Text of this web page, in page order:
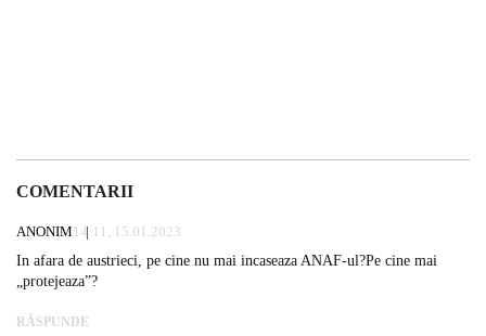
COMENTARII
ANONIM 14:11, 15.01.2023
In afara de austrieci, pe cine nu mai incaseaza ANAF-ul?Pe cine mai
„protejeaza”?
RĂSPUNDE